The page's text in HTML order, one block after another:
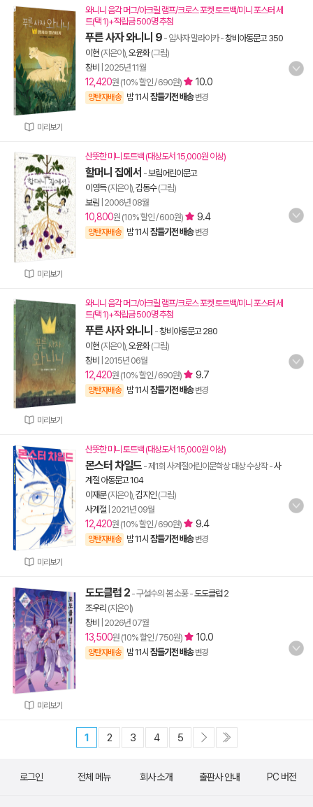
미리보기
와니니 음각 머그/아크릴 램프/크로스 포켓 토트백/미니 포스터 세
트(택 1)+적립금 500명 추첨
푸른 사자 와니니 9 - 암사자 말라이카-창비아동문고 350
이현 (지은이), 오윤화(그림)
창비
2025년 11월
12,420원 (10% 할인 / 690원) 10.0
양탄자배송 밤 11시 잠들기전 배송 변경
미리보기
산뜻한 미니 토트백 (대상도서 15,000원 이상)
할머니 집에서 -보림어린이문고
이영득(지은이), 김동수(그림)
보림 2006년 08월
10,800원 (10% 할인 / 600원) 9.4
양탄자배송 밤 11시 잠들기전 배송 변경
미리보기
와니니 음각 머그/아크릴 램프/크로스 포켓 토트백/미니 포스터 세
트(택 1)+적립금 500명 추첨
푸른 사자 와니니 -창비아동문고 280
이현 (지은이), 오윤화(그림)
창비
2015년 06월
12,420원 (10% 할인 / 690원) 9.7
양탄자배송 밤 11시 잠들기전 배송 변경
미리보기
산뜻한 미니 토트백 (대상도서 15,000원 이상)
몬스터 차일드 - 제1회 사계절어린이문학상 대상 수상작-사
계절 아동문고 104
이재문(지은이), 김지인 (그림)
사계절 2021년 09월
12,420원 (10% 할인 / 690원) 9.4
양탄자배송 밤 11시 잠들기전 배송 변경
미리보기
도도클럽 2 - 구설수의 봄 소풍-도도클럽 2
조우리 (지은이)
창비
2026년 07월
13,500원 (10% 할인 / 750원) 10.0
양탄자배송 밤 11시 잠들기전 배송 변경
1 2 3 4 5
로그인 전체 메뉴 회사 소개 출판사 안내 PC 버전